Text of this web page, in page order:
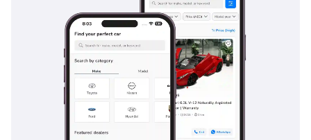
الإماراتية والتأشيرة ٥
كشف حساب بنكي
شخصي لآخر ٣ أشهر